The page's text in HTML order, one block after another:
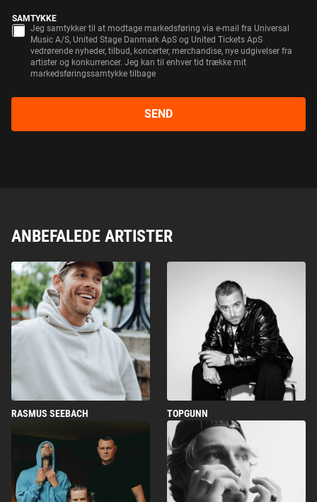
-
M
SAMTYKKE
Jeg samtykker til at modtage markedsføring via e-mail fra Universal
Music A/S, United Stage Danmark ApS og United Tickets ApS
vedrørende nyheder, tilbud, koncerter, merchandise, nye udgivelser fra
artister og konkurrencer. Jeg kan til enhver tid trække mit
markedsføringssamtykke tilbage
SEND
ANBEFALEDE ARTISTER
RASMUS SEEBACH TOPGUNN